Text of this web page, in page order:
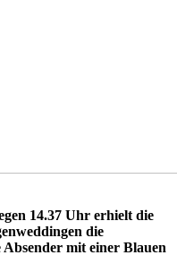
14.37 Uhr erhielt die
die
mit einer Blauen